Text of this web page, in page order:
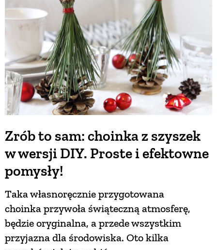
Zrób to sam: choinka z szyszek
w wersji DIY. Proste i efektowne
pomysły!
Taka własnoręcznie przygotowana
choinka przywoła świąteczną atmosferę,
będzie oryginalna, a przede wszystkim
przyjazna dla środowiska. Oto kilka
BUDUJEMY DOM
OGRÓD
WARZYWA I OWOCE
PORADY
PROJEKTOWANIE OGRODU
NATURALNIE